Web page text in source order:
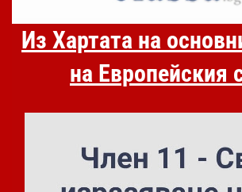
Из Хартата на
на Европейския